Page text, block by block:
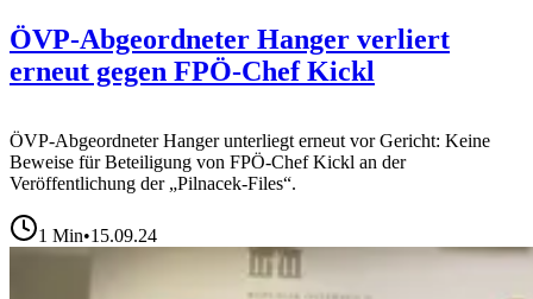
ÖVP-Abgeordneter Hanger verliert
erneut gegen FPÖ-Chef Kickl
ÖVP-Abgeordneter Hanger unterliegt erneut vor Gericht: Keine
Beweise für Beteiligung von FPÖ-Chef Kickl an der
Veröffentlichung der „Pilnacek-Files“.
1 Min•15.09.24